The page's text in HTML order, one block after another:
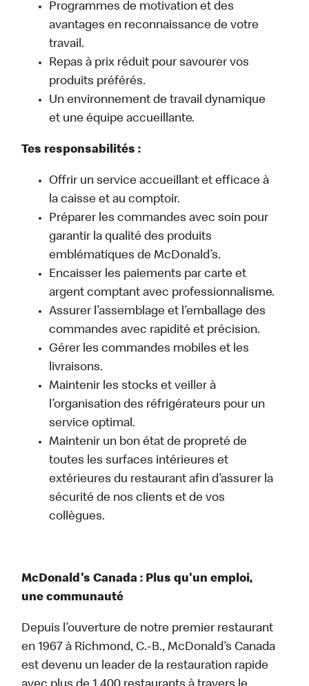
Programmes de motivation et des
avantages en reconnaissance de votre
travail.
Repas à prix réduit pour savourer vos
produits préférés.
Un environnement de travail dynamique
et une équipe accueillante.
Tes responsabilités :
Offrir un service accueillant et efficace à
la caisse et au comptoir.
Préparer les commandes avec soin pour
garantir la qualité des produits
emblématiques de McDonald’s.
Encaisser les paiements par carte et
argent comptant avec professionnalisme.
Assurer l’assemblage et l’emballage des
commandes avec rapidité et précision.
Gérer les commandes mobiles et les
livraisons.
Maintenir les stocks et veiller à
l’organisation des réfrigérateurs pour un
service optimal.
Maintenir un bon état de propreté de
toutes les surfaces intérieures et
extérieures du restaurant afin d’assurer la
sécurité de nos clients et de vos
collègues.
McDonald's Canada : Plus qu'un emploi,
une communauté
Depuis l’ouverture de notre premier restaurant
en 1967 à Richmond, C.-B., McDonald’s Canada
est devenu un leader de la restauration rapide